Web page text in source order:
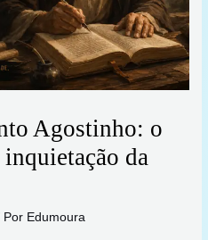
Agostinho: o
da
Por Edumoura